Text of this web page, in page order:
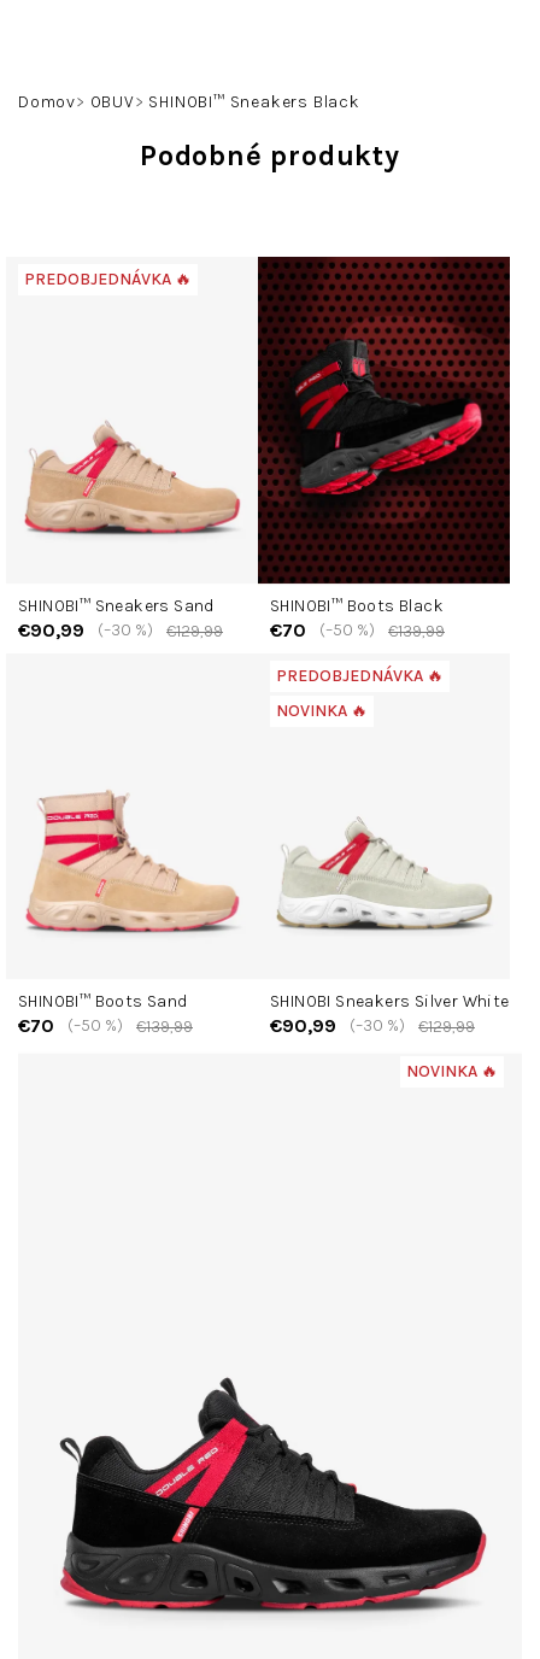
Domov OBUV SHINOBI™ Sneakers Black
NOVINKA 🔥
Podobné produkty
PREDOBJEDNÁVKA 🔥
SHINOBI™ Sneakers Sand
€90,99 €129,99
(–30 %)
SHINOBI™ Boots Black
€70 €139,99
(–50 %)
SHINOBI™ Boots Sand
€70 €139,99
(–50 %)
PREDOBJEDNÁVKA 🔥
NOVINKA 🔥
SHINOBI Sneakers Silver White
€90,99 €129,99
(–30 %)